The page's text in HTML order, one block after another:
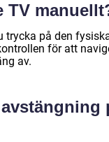
TV
trycka på den
för att
av.